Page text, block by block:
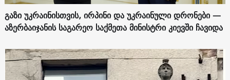
გაზი უკრაინისთვის, ირპინი და უკრაინული დრონები —
აზერბაიჯანის საგარეო საქმეთა მინისტრი კიევში ჩავიდა